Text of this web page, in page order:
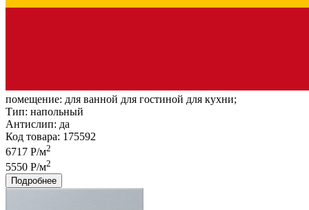
помещение: для ванной для гостиной для кухни;
Тип: напольный
Антислип: да
Код товара: 175592
6717 Р/м2
5550 Р/м2
Подробнее